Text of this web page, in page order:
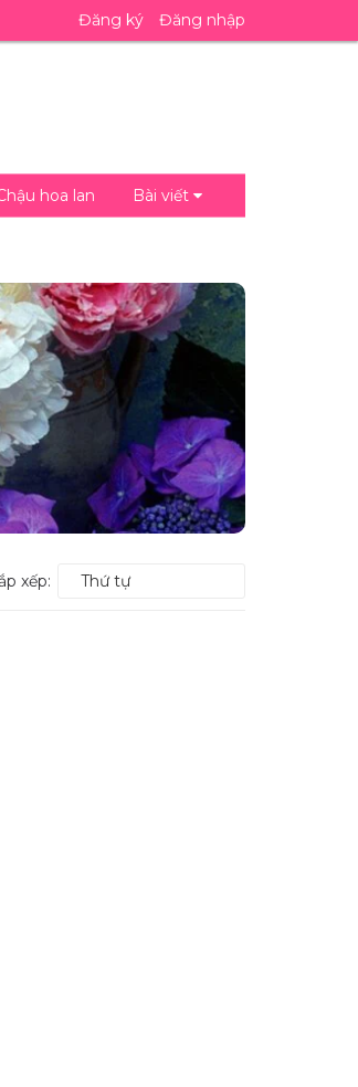
Đăng ký Đăng nhập
hoa lan Bài viết
xếp: Thứ tự